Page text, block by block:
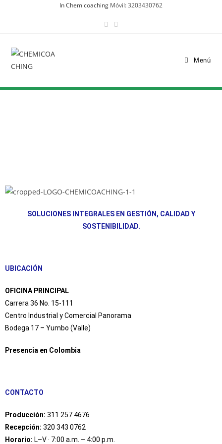
In Chemicoaching Móvil: 3203430762
Menú
SOLUCIONES INTEGRALES EN GESTIÓN, CALIDAD Y
SOSTENIBILIDAD.
UBICACIÓN
OFICINA PRINCIPAL
Carrera 36 No. 15-111
Centro Industrial y Comercial Panorama
Bodega 17 – Yumbo (Valle)
Presencia en Colombia
CONTACTO
Producción: 311 257 4676
Recepción: 320 343 0762
Horario: L–V · 7:00 a.m. – 4:00 p.m.